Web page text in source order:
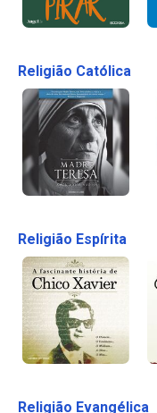
Religião Católica
Religião Espírita
Religião Evangélica